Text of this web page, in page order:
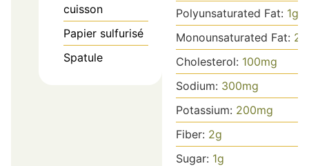
cuisson
Papier sulfurisé
Spatule
Polyunsaturated Fat: 1g
Monounsaturated Fat: 2
Cholesterol: 100mg
Sodium: 300mg
Potassium: 200mg
Fiber: 2g
Sugar: 1g